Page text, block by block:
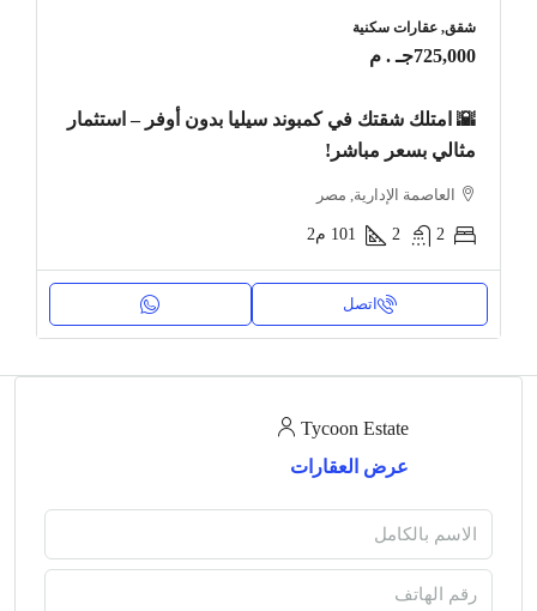
شقق, عقارات سكنية
725,000جـ . م
🌇 امتلك شقتك في كمبوند سيليا بدون أوفر – استثمار
مثالي بسعر مباشر!
العاصمة الإدارية, مصر
2
2
101 م2
اتصل
Tycoon Estate
عرض العقارات